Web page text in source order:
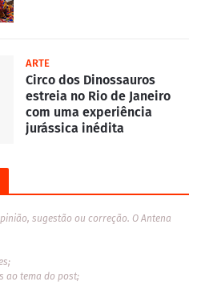
ARTE
Circo dos Dinossauros
estreia no Rio de Janeiro
com uma experiência
jurássica inédita
sugestão ou correção. O Antena
ao tema do post;